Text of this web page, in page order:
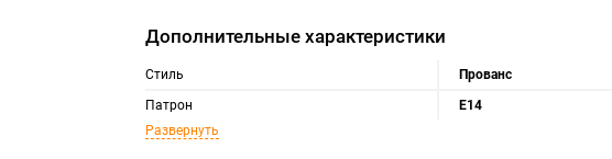
Дополнительные характеристики
Стиль
Прованс
Патрон
E14
Развернуть